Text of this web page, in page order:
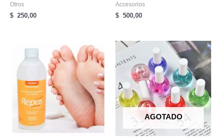
Otros
$ 250,00
Accesorios
$ 500,00
AGOTADO